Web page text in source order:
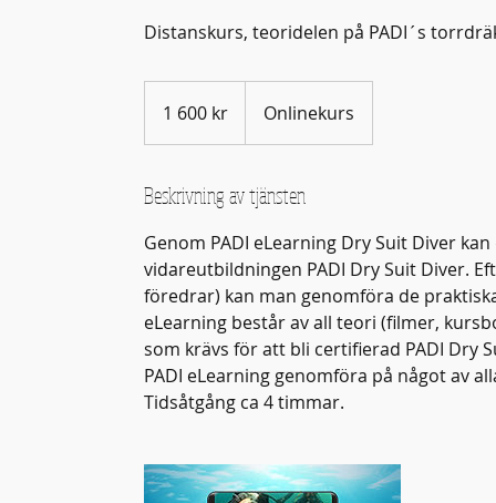
Distanskurs, teoridelen på PADI´s
kronor1 600 kr Onlinekurs
Beskrivning av tjänsten
Genom PADI eLearning Dry Suit Diver
vidareutbildningen PADI Dry Suit Diver.
föredrar) kan man genomföra de
eLearning består av all teori (filmer,
som krävs för att bli certifierad PADI Dry
PADI eLearning genomföra på något av
Tidsåtgång ca 4 timmar.